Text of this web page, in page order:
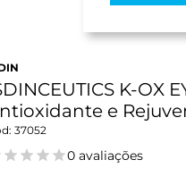
K-OX
e
37052
0 avaliações